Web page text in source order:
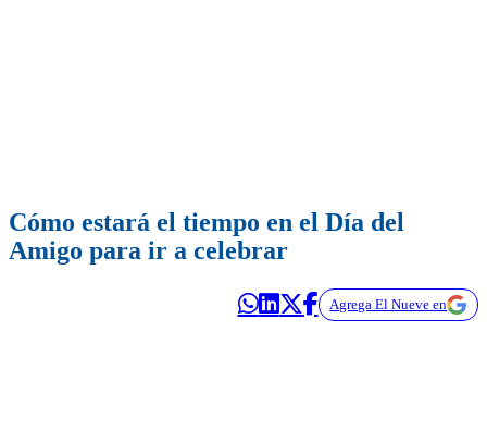
Cómo estará el tiempo en el Día del
Amigo para ir a celebrar
Agrega El Nueve en